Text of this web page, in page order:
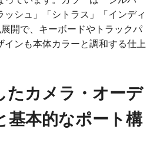
ッシュ」「シトラス」「インディ
開で、キーボードやトラックパ
インも本体カラーと調和する仕上
たカメラ・オーデ
基本的なポート構